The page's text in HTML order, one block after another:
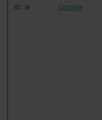
rc::a Google